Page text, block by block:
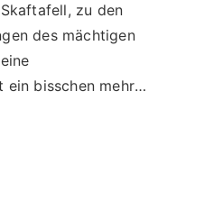
zu den
des mächtigen
ein bisschen mehr
Er wird